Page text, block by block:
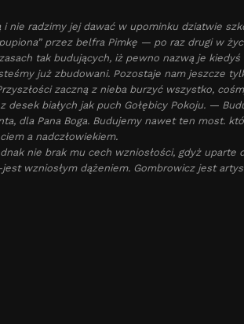
nie radzimy jej dawać w upominku dziatwie
przez belfra Pimkę — po raz drugi w
tak budujących, iż pewno nazwą je
już zbudowani. Pozostaje nam jeszcze
zaczną z nieba burzyć wszystko,
białych jak puch Gołębicy Pokoju. —
dla Pana Boga. Budujemy nawet ten most.
a nadczłowiekiem.
nie brak mu cech wzniosłości, gdyż uparte
wzniosłym dążeniem. Gombrowicz jest